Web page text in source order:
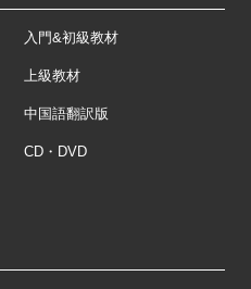
入門&初級教材
上級教材
中国語翻訳版
CD・DVD